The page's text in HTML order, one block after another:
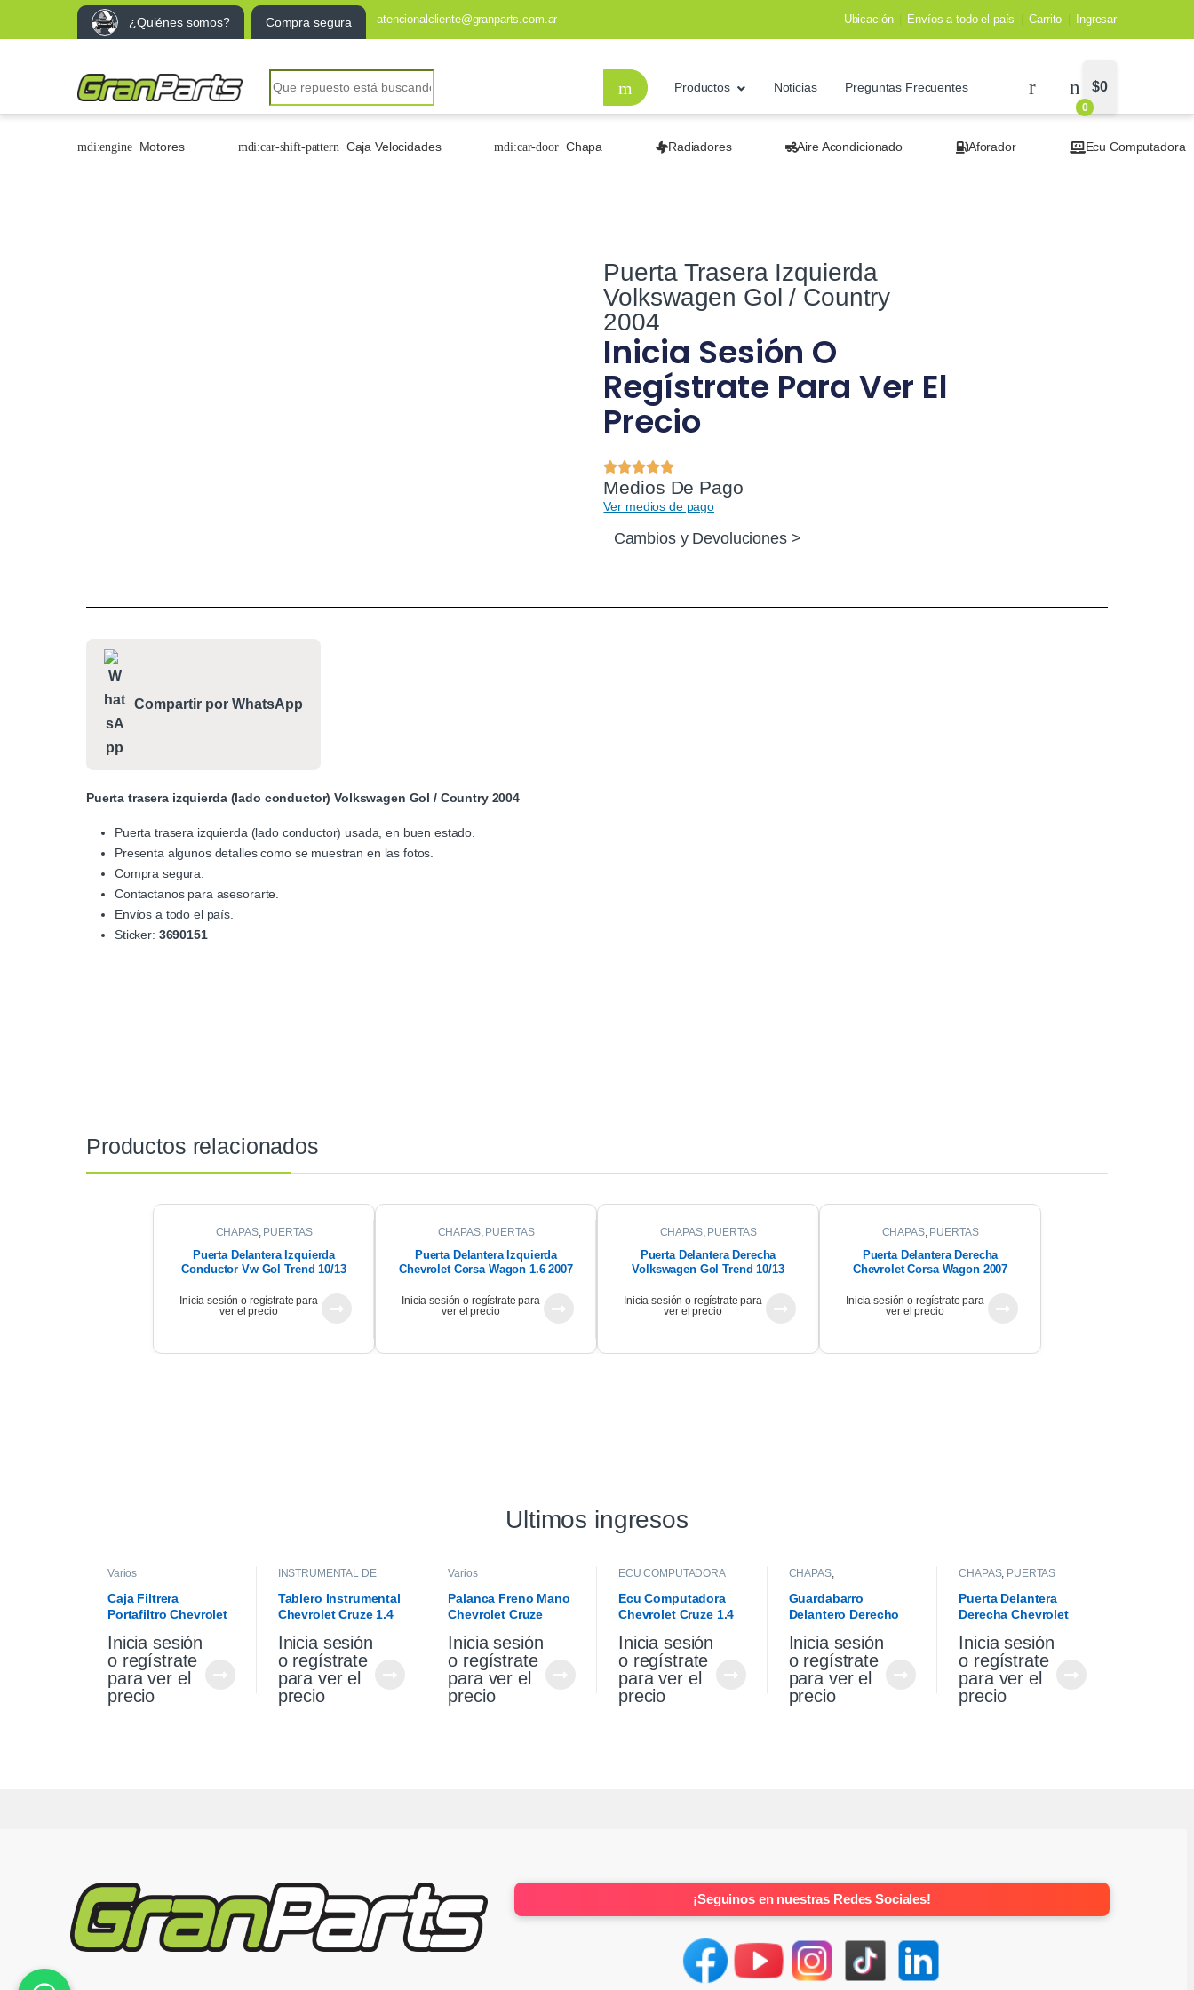
¿Quiénes somos? Compra segura atencionalcliente@granparts.com.ar Ubicación Envíos a todo el país Carrito Ingresar
Productos Noticias Preguntas Frecuentes
0
$0
Motores Caja Velocidades Chapa Radiadores Aire Acondicionado Aforador Ecu Computadora
Puerta Trasera Izquierda
Volkswagen Gol / Country
2004
Inicia Sesión O
Regístrate Para Ver El
Precio
Medios De Pago
Ver medios de pago
Cambios y Devoluciones >
Compartir por WhatsApp
Puerta trasera izquierda (lado conductor) Volkswagen Gol / Country 2004
Puerta trasera izquierda (lado conductor) usada, en buen estado.
Presenta algunos detalles como se muestran en las fotos.
Compra segura.
Contactanos para asesorarte.
Envíos a todo el país.
Sticker: 3690151
Productos relacionados
CHAPAS, PUERTAS
Puerta Delantera Izquierda
Conductor Vw Gol Trend 10/13
Inicia sesión o regístrate para
ver el precio
CHAPAS, PUERTAS
Puerta Delantera Izquierda
Chevrolet Corsa Wagon 1.6 2007
Inicia sesión o regístrate para
ver el precio
CHAPAS, PUERTAS
Puerta Delantera Derecha
Volkswagen Gol Trend 10/13
Inicia sesión o regístrate para
ver el precio
CHAPAS, PUERTAS
Puerta Delantera Derecha
Chevrolet Corsa Wagon 2007
Inicia sesión o regístrate para
ver el precio
Ultimos ingresos
Varios
Caja Filtrera
Portafiltro Chevrolet
19/21
Inicia sesión
o regístrate
para ver el
precio
INSTRUMENTAL DE
Tablero Instrumental
Chevrolet Cruze 1.4
Inicia sesión
o regístrate
para ver el
precio
Varios
Palanca Freno Mano
Chevrolet Cruze
Inicia sesión
o regístrate
para ver el
precio
ECU COMPUTADORA
Ecu Computadora
Chevrolet Cruze 1.4
2021
Inicia sesión
o regístrate
para ver el
precio
CHAPAS,
Guardabarro
Delantero Derecho
Inicia sesión
o regístrate
para ver el
precio
CHAPAS, PUERTAS
Puerta Delantera
Derecha Chevrolet
Inicia sesión
o regístrate
para ver el
precio
¡Seguinos en nuestras Redes Sociales!